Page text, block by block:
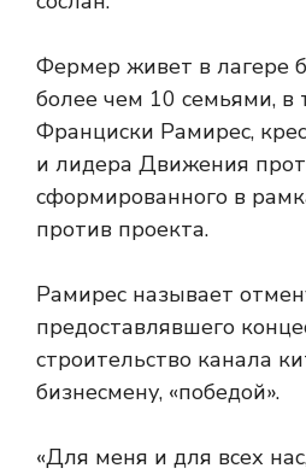
Фермер живет в лагере
более чем 10 семьями, в
Франциски Рамирес,
и лидера Движения
сформированного в
против проекта.
Рамирес называет
предоставлявшего
строительство канала
бизнесмену, «победой».
«Для меня и для всех